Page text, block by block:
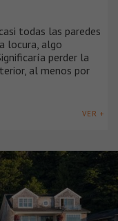
todas las paredes
locura, algo
perder la
al menos por
VER +